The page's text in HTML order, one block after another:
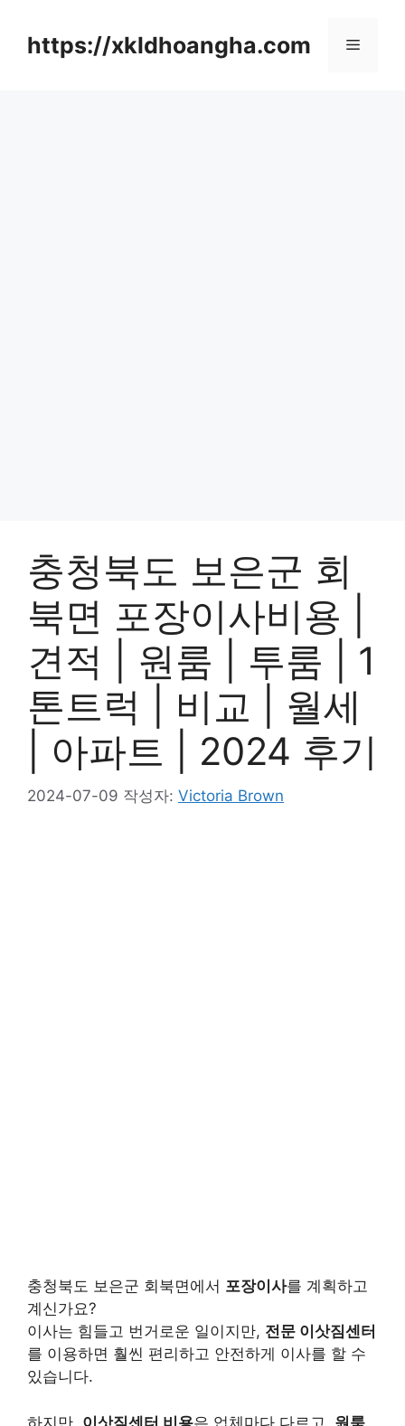
https://xkldhoangha.com 메
충청북도 보은군 회
북면 포장이사비용 |
견적 | 원룸 | 투룸 | 1
톤트럭 | 비교 | 월세
| 아파트 | 2024 후기
2024-07-09 작성자: Victoria Brown
충청북도 보은군 회북면에서 포장이사를 계획하고
계신가요?
이사는 힘들고 번거로운 일이지만, 전문 이삿짐센터
를 이용하면 훨씬 편리하고 안전하게 이사를 할 수
있습니다.
하지만, 이삿짐센터 비용은 업체마다 다르고, 원룸,